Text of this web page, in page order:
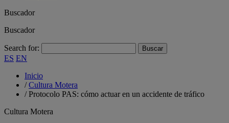
Buscador
Buscador
Search for:
ES EN
Inicio
/Cultura Motera
/Protocolo PAS: cómo actuar en un accidente de tráfico
Cultura Motera